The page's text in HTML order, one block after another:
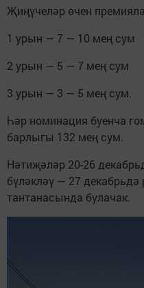
Җиңүчеләр өчен
1 урын — 7 — 10 мең сум
2 урын — 5 — 7 мең сум
3 урын — 3 — 5 мең сум.
Һәр номинация буенча
барлыгы 132 мең сум.
Нәтиҗәләр 20-26
бүләкләү — 27
тантанасында булачак.